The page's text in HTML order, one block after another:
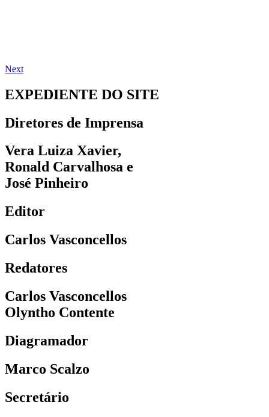
Next
EXPEDIENTE DO SITE
Diretores de Imprensa
Vera Luiza Xavier,
Ronald Carvalhosa e
José Pinheiro
Editor
Carlos Vasconcellos
Redatores
Carlos Vasconcellos
Olyntho Contente
Diagramador
Marco Scalzo
Secretário